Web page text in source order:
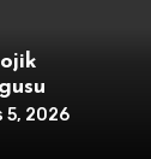
5, 2026